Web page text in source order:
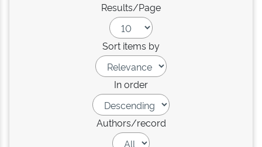
Results/Page
Sort items by
In order
Authors/record